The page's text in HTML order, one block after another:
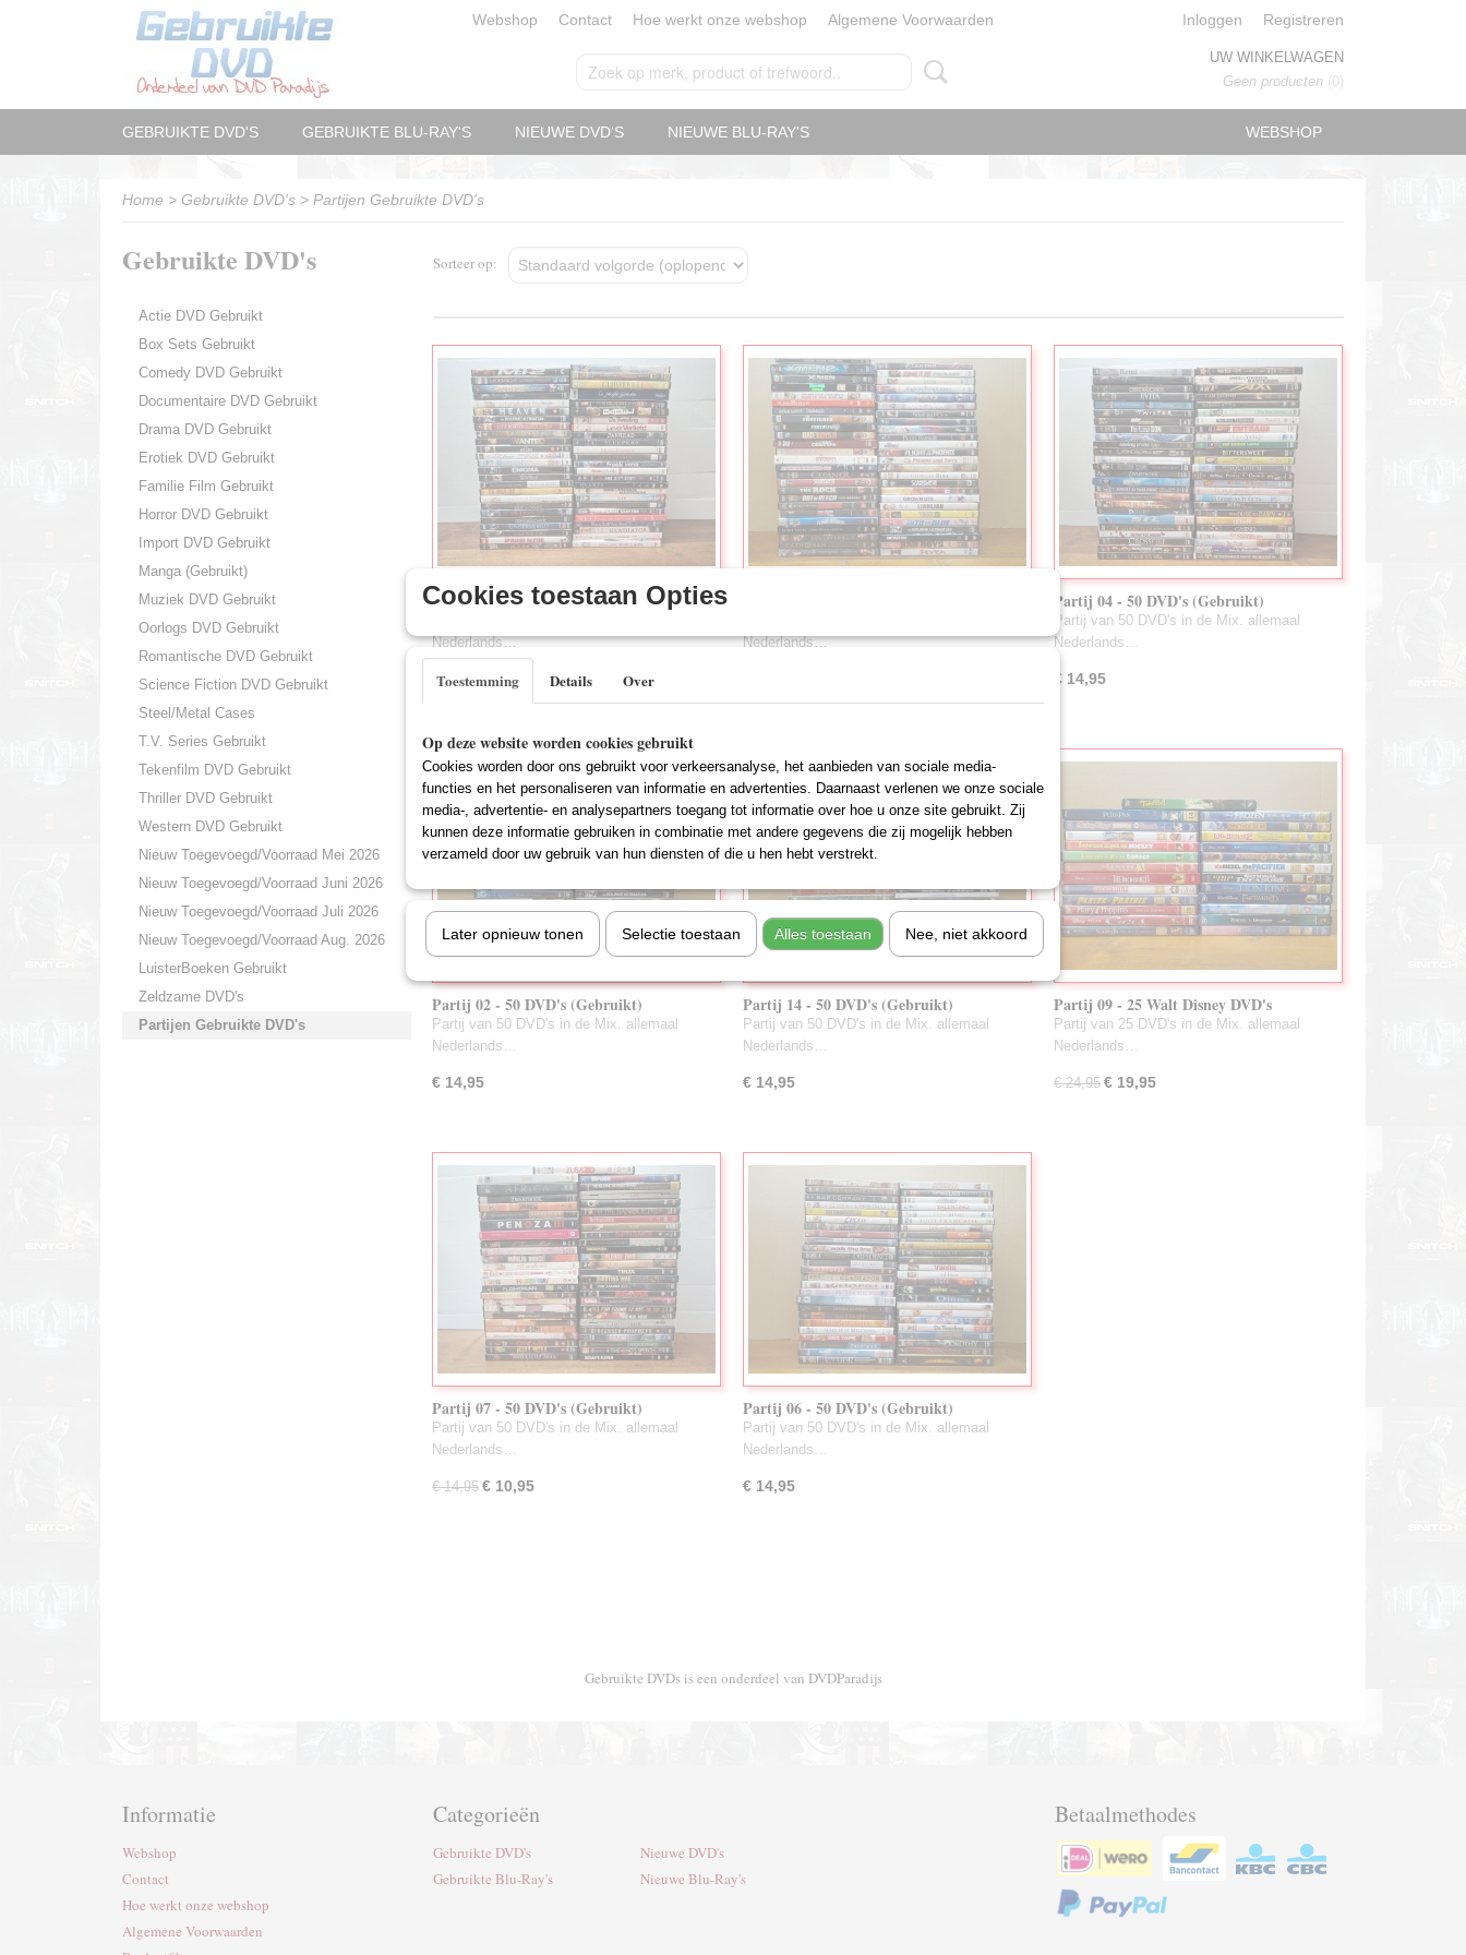
Webshop Contact Hoe werkt onze webshop Algemene Voorwaarden Inloggen Registreren
UW WINKELWAGEN
Geen producten (0)
WEBSHOP
GEBRUIKTE DVD'S GEBRUIKTE BLU-RAY'S NIEUWE DVD'S NIEUWE BLU-RAY'S
Home > Gebruikte DVD's > Partijen Gebruikte DVD's
Gebruikte DVD's
Actie DVD Gebruikt
Box Sets Gebruikt
Comedy DVD Gebruikt
Documentaire DVD Gebruikt
Drama DVD Gebruikt
Erotiek DVD Gebruikt
Familie Film Gebruikt
Horror DVD Gebruikt
Import DVD Gebruikt
Manga (Gebruikt)
Muziek DVD Gebruikt
Oorlogs DVD Gebruikt
Romantische DVD Gebruikt
Science Fiction DVD Gebruikt
Steel/Metal Cases
T.V. Series Gebruikt
Tekenfilm DVD Gebruikt
Thriller DVD Gebruikt
Western DVD Gebruikt
Nieuw Toegevoegd/Voorraad Mei 2026
Nieuw Toegevoegd/Voorraad Juni 2026
Nieuw Toegevoegd/Voorraad Juli 2026
Nieuw Toegevoegd/Voorraad Aug. 2026
LuisterBoeken Gebruikt
Zeldzame DVD's
Partijen Gebruikte DVD's
Sorteer op:
Partij 01 - 50 DVD's (Gebruikt)
Nederlands…
€ 14,95
Nederlands…
Partij 04 - 50 DVD's (Gebruikt)
Partij van 50 DVD's in de Mix. allemaal
Nederlands…
€ 14,95
Partij 02 - 50 DVD's (Gebruikt)
Partij van 50 DVD's in de Mix. allemaal
Nederlands…
€ 14,95
Partij 14 - 50 DVD's (Gebruikt)
Partij van 50 DVD's in de Mix. allemaal
Nederlands…
€ 14,95
Partij 09 - 25 Walt Disney DVD's
(Gebruikt)
Partij van 25 DVD's in de Mix. allemaal
Nederlands…
€ 24,95 € 19,95
Partij 07 - 50 DVD's (Gebruikt)
Partij van 50 DVD's in de Mix. allemaal
Nederlands…
€ 14,95 € 10,95
Partij 06 - 50 DVD's (Gebruikt)
Partij van 50 DVD's in de Mix. allemaal
Nederlands…
€ 14,95
Gebruikte DVDs is een onderdeel van DVDParadijs
Informatie
Webshop
Contact
Hoe werkt onze webshop
Algemene Voorwaarden
Categorieën
Gebruikte DVD's
Gebruikte Blu-Ray's
Nieuwe DVD's
Nieuwe Blu-Ray's
Betaalmethodes
Cookies toestaan Opties
Toestemming Details Over
Op deze website worden cookies gebruikt
Cookies worden door ons gebruikt voor verkeersanalyse, het aanbieden van sociale media-
functies en het personaliseren van informatie en advertenties. Daarnaast verlenen we onze sociale
media-, advertentie- en analysepartners toegang tot informatie over hoe u onze site gebruikt. Zij
kunnen deze informatie gebruiken in combinatie met andere gegevens die zij mogelijk hebben
verzameld door uw gebruik van hun diensten of die u hen hebt verstrekt.
Later opnieuw tonen Selectie toestaan Alles toestaan Nee, niet akkoord